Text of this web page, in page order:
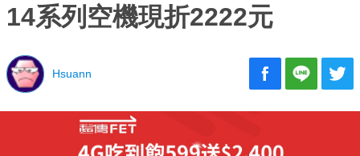
14系列空機現折2222元
Hsuann